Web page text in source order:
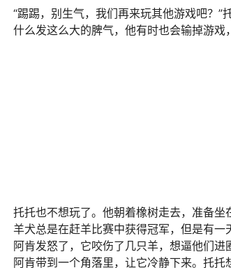
“踢踢，别生气，我们再来玩其他游戏吧？”
什么发这么大的脾气，他有时也会输掉游戏